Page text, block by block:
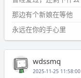
那边有个新娘在等他
永远在你的手心里
wdssmq
2025-11-25 11:58:00